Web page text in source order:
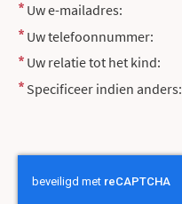
Uw e-mailadres:
Uw telefoonnummer:
Uw relatie tot het kind:
Specificeer indien anders: